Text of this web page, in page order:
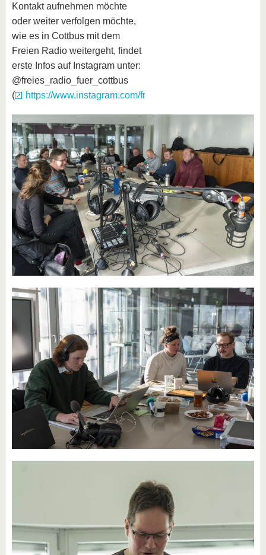
Kontakt aufnehmen möchte
oder weiter verfolgen möchte,
wie es in Cottbus mit dem
Freien Radio weitergeht, findet
erste Infos auf Instagram unter:
@freies_radio_fuer_cottbus
(
https://www.instagram.com/freies_radio_fuer_cottbus/